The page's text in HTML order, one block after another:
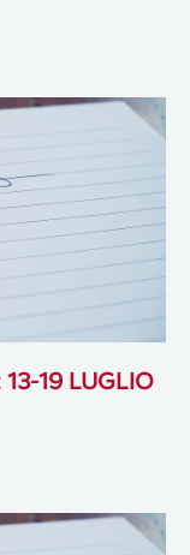
19 LUGLIO